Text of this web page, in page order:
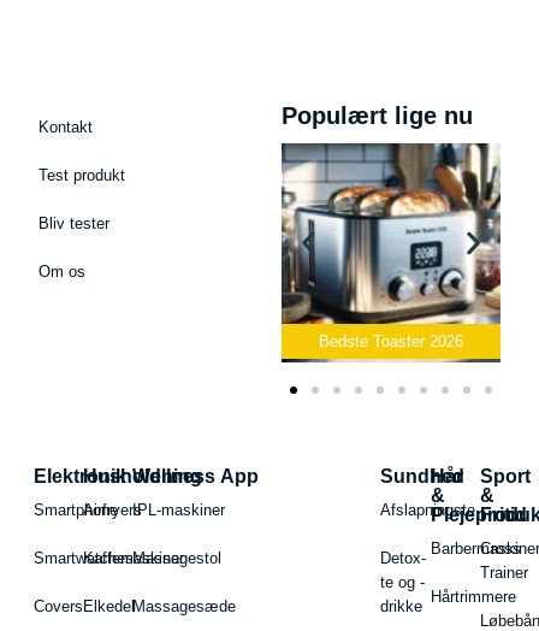
Kontakt
Test produkt
Bliv tester
Om os
Populært lige nu
Bedste Toaster 2026
Elektronik
Smartphone
Smartwatches
Covers
Husholdning
Airfryers
Kaffemaskiner
Elkedel
Wellness App
IPL-maskiner
Massagestol
Massagesæde
Sundhed
Afslapningste
Detox-
te og -
drikke
Hår
&
Hårtrimmere
Sport
&
Fritid
Cross
Trainer